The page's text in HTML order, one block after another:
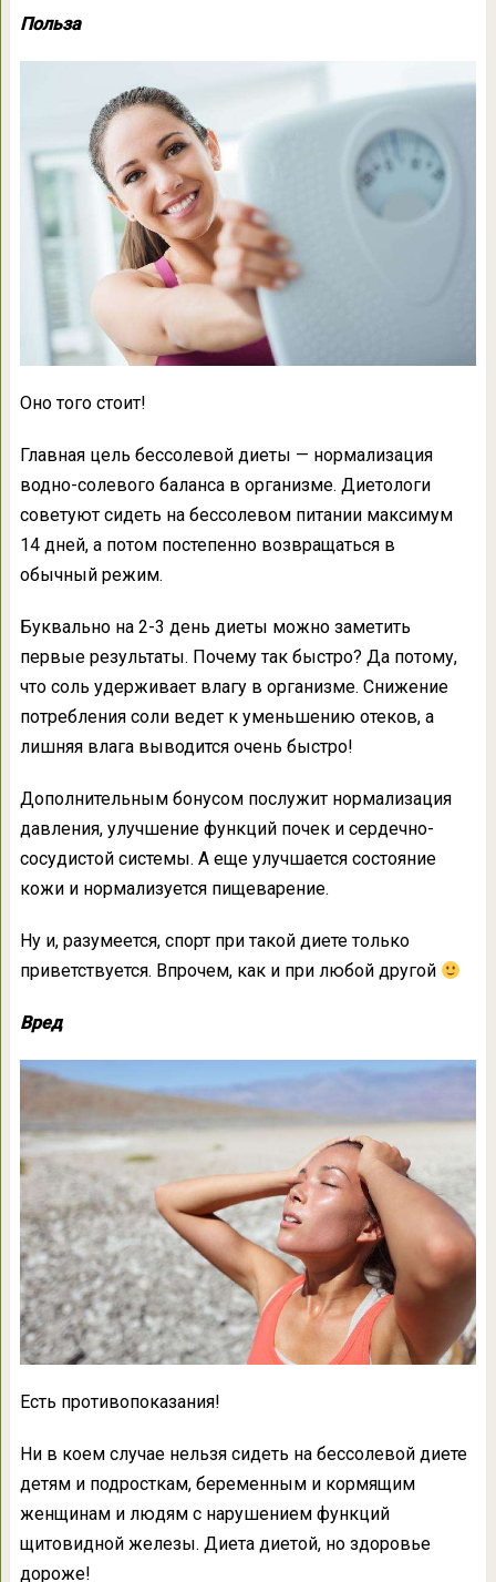
Польза
Оно того стоит!
Главная цель бессолевой диеты — нормализация
водно-солевого баланса в организме. Диетологи
советуют сидеть на бессолевом питании максимум
14 дней, а потом постепенно возвращаться в
обычный режим.
Буквально на 2-3 день диеты можно заметить
первые результаты. Почему так быстро? Да потому,
что соль удерживает влагу в организме. Снижение
потребления соли ведет к уменьшению отеков, а
лишняя влага выводится очень быстро!
Дополнительным бонусом послужит нормализация
давления, улучшение функций почек и сердечно-
сосудистой системы. А еще улучшается состояние
кожи и нормализуется пищеварение.
Ну и, разумеется, спорт при такой диете только
приветствуется. Впрочем, как и при любой другой
Вред
Есть противопоказания!
Ни в коем случае нельзя сидеть на бессолевой диете
детям и подросткам, беременным и кормящим
женщинам и людям с нарушением функций
щитовидной железы. Диета диетой, но здоровье
дороже!